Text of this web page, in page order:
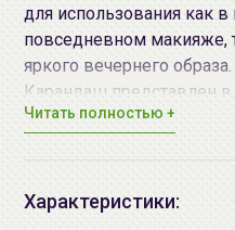
для использования как
повседневном макияже,
яркого вечернего образа.
Карандаш представлен в
Brown.
Читать полностью +
Характеристики: